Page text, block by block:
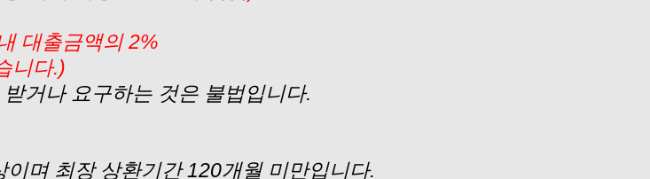
대출금액의 2%
니다.)
거나 요구하는 것은 불법입니다.
며 최장 상환기간 120개월 미만입니다.